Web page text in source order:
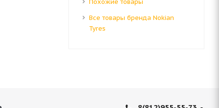
Похожие товары
Все товары бренда Nokian
Tyres